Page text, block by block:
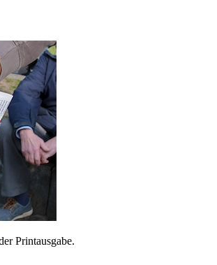
Printausgabe.